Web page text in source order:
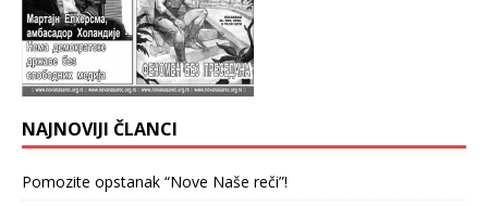
NAJNOVIJI ČLANCI
Pomozite opstanak “Nove Naše reči”!